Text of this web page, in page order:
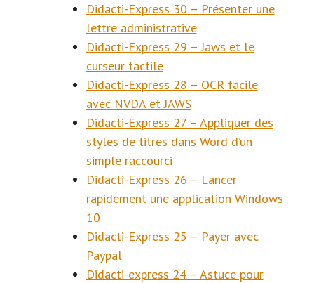
Didacti-Express 30 – Présenter une
lettre administrative
Didacti-Express 29 – Jaws et le
curseur tactile
Didacti-Express 28 – OCR facile
avec NVDA et JAWS
Didacti-Express 27 – Appliquer des
styles de titres dans Word d’un
simple raccourci
Didacti-Express 26 – Lancer
rapidement une application Windows
10
Didacti-Express 25 – Payer avec
Paypal
Didacti-express 24 – Astuce pour